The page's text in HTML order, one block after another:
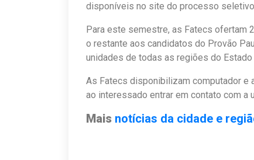
disponíveis no site do processo
Para este semestre, as Fatecs ofertam
o restante aos candidatos do Provão
unidades de todas as regiões do Estado
As Fatecs disponibilizam computador e
ao interessado entrar em contato com a
Mais notícias da cidade e